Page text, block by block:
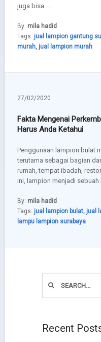
juga bisa …
By: mila hadid
Tags: jual lampion gantung
murah, jual lampion murah
27/02/2020
Fakta Mengenai
Harus Anda Ketahui
Penggunaan lampion bulat
terutama sebagai bagian
rumah, tempat ibadah,
ini, lampion menjadi sebuah
By: mila hadid
Tags: jual lampion bulat, jual
lampu lampion surabaya
Recent